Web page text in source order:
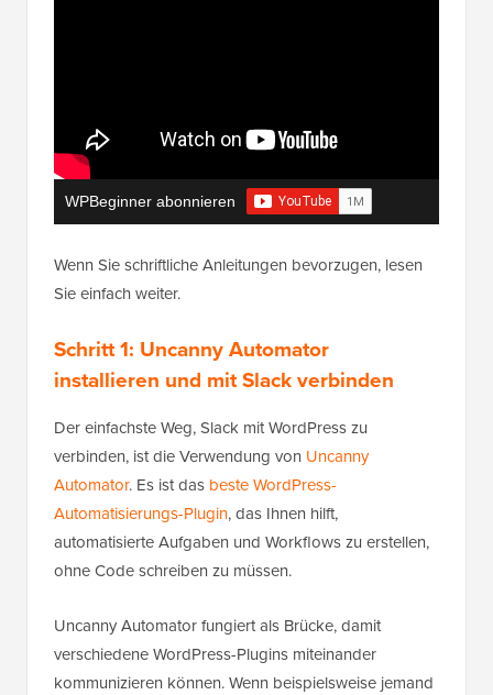
WPBeginner abonnieren
Wenn Sie schriftliche Anleitungen bevorzugen, lesen
Sie einfach weiter.
Schritt 1: Uncanny Automator
installieren und mit Slack verbinden
Der einfachste Weg, Slack mit WordPress zu
verbinden, ist die Verwendung von Uncanny
Automator. Es ist das beste WordPress-
Automatisierungs-Plugin, das Ihnen hilft,
automatisierte Aufgaben und Workflows zu erstellen,
ohne Code schreiben zu müssen.
Uncanny Automator fungiert als Brücke, damit
verschiedene WordPress-Plugins miteinander
kommunizieren können. Wenn beispielsweise jemand